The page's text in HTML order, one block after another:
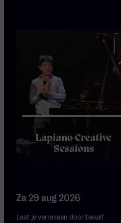
Lapiano Creative
Sessions
Za 29 aug 2026
Laat je verrassen door twaalf